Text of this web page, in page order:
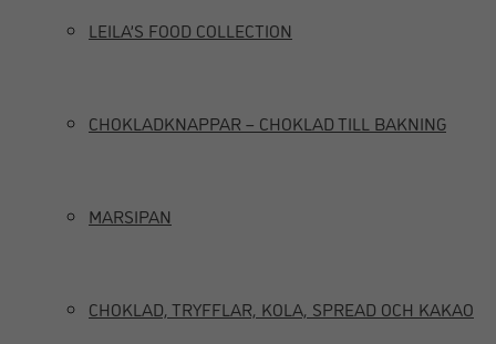
LEILA’S FOOD COLLECTION
CHOKLADKNAPPAR – CHOKLAD TILL BAKNING
MARSIPAN
CHOKLAD, TRYFFLAR, KOLA, SPREAD OCH KAKAO